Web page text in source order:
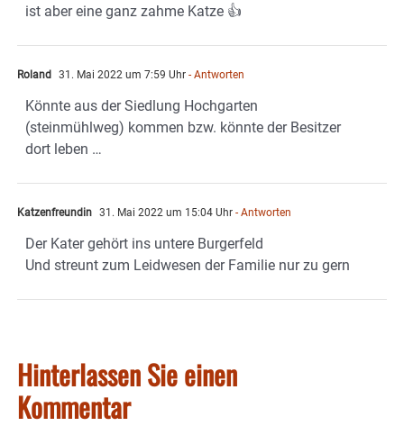
ist aber eine ganz zahme Katze 👍
Roland 31. Mai 2022 um 7:59 Uhr - Antworten
Könnte aus der Siedlung Hochgarten
(steinmühlweg) kommen bzw. könnte der Besitzer
dort leben …
Katzenfreundin 31. Mai 2022 um 15:04 Uhr - Antworten
Der Kater gehört ins untere Burgerfeld
Und streunt zum Leidwesen der Familie nur zu gern
Hinterlassen Sie einen
Kommentar